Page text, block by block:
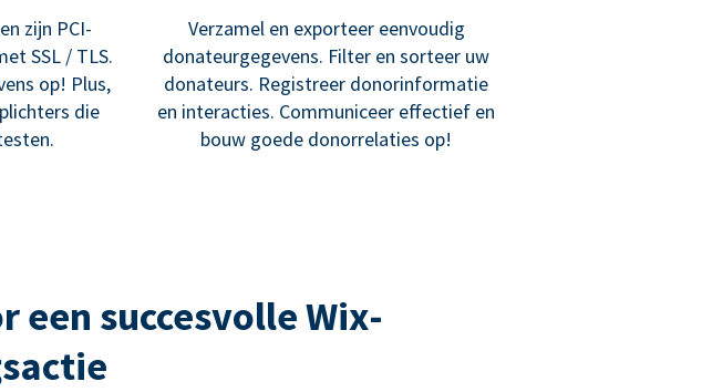
zijn PCI-
SSL / TLS.
op! Plus,
die
Verzamel en exporteer eenvoudig
donateurgegevens. Filter en sorteer uw
donateurs. Registreer donorinformatie
en interacties. Communiceer effectief en
bouw goede donorrelaties op!
succesvolle Wix-